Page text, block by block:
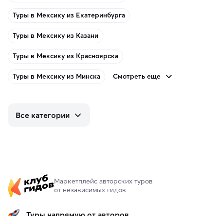
Туры в Мексику из Екатеринбурга
Туры в Мексику из Казани
Туры в Мексику из Красноярска
Туры в Мексику из Минска Смотреть еще
Все категории
Маркетплейс авторских туров
от независимых гидов